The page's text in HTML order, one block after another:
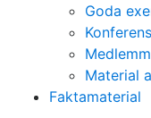
Goda
Material
Faktamaterial